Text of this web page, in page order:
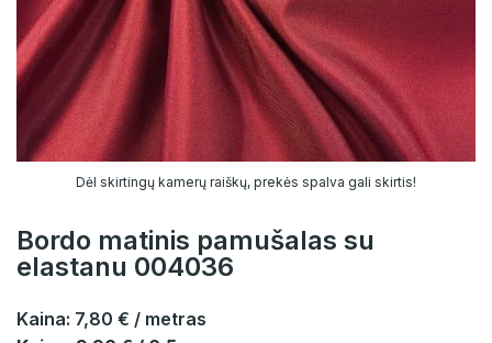
Dėl skirtingų kamerų raiškų, prekės spalva gali skirtis!
Bordo matinis pamušalas su
elastanu 004036
Kaina: 7,80 € / metras